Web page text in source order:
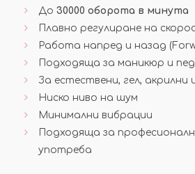
До 30000 оборота в минута
Плавно регулиране на
Работа напред и назад
Подходяща за маникюр и
За естествени, гел, акрилни
Ниско ниво на шум
Минимални вибрации
Подходяща за
употреба